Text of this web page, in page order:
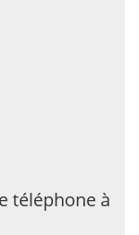
téléphone à